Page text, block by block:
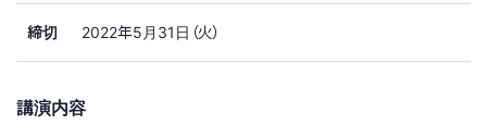
締切 2022年5月31日（火）
講演内容